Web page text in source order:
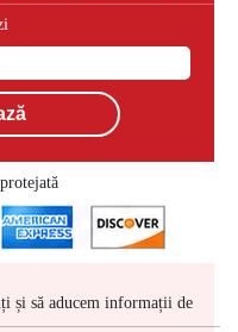
și să aducem informații de